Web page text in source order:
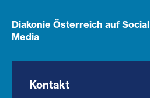
Diakonie Österreich auf Social
Media
Kontakt